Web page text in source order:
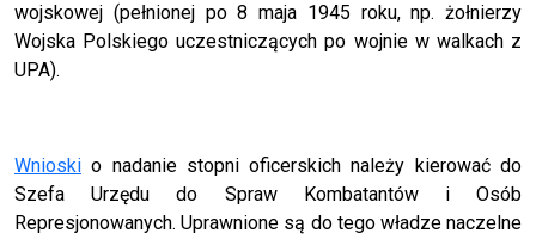
wojskowej (pełnionej po 8 maja 1945 roku, np. żołnierzy
Wojska Polskiego uczestniczących po wojnie w walkach z
UPA).
Wnioski o nadanie stopni oficerskich należy kierować do
Szefa Urzędu do Spraw Kombatantów i Osób
Represjonowanych. Uprawnione są do tego władze naczelne